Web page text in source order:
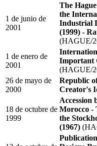
1 de junio de
2001
The
the
Industrial
(1999) -
(HAGUE/
1 de enero de
2001
Important
(HAGUE/
26 de mayo de
2000
Republic
Creator's
18 de octubre de
1999
Accession
Morocco -
the
(1967)